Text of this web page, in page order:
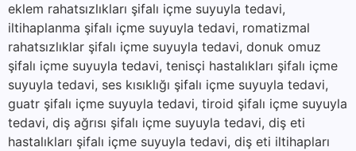
eklem rahatsızlıkları şifalı içme suyuyla tedavi,
iltihaplanma şifalı içme suyuyla tedavi, romatizmal
rahatsızlıklar şifalı içme suyuyla tedavi, donuk omuz
şifalı içme suyuyla tedavi, tenisçi hastalıkları şifalı içme
suyuyla tedavi, ses kısıklığı şifalı içme suyuyla tedavi,
guatr şifalı içme suyuyla tedavi, tiroid şifalı içme suyuyla
tedavi, diş ağrısı şifalı içme suyuyla tedavi, diş eti
hastalıkları şifalı içme suyuyla tedavi, diş eti iltihapları